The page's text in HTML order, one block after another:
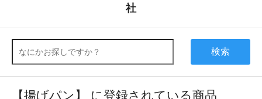
社
検索
【揚げパン】 に登録されている商品